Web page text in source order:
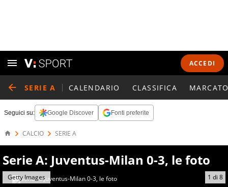
ACCEDI
SERIE A CALENDARIO CLASSIFICA
Seguici su: Google Discover Fonti preferite
CALCIO SERIE A
Serie A: Juventus-Milan 0-3, le foto
1 di 8
Getty Images